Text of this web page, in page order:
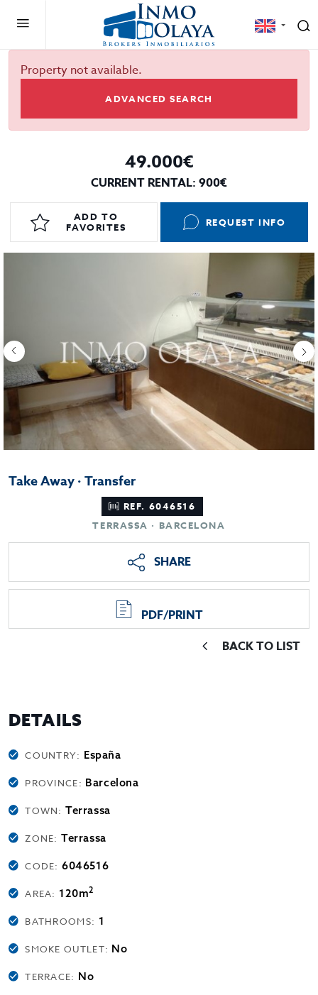
Property not available.
ADVANCED SEARCH
49.000€
CURRENT RENTAL: 900€
ADD TO
FAVORITES
REQUEST INFO
Take Away · Transfer
REF. 6046516
TERRASSA · BARCELONA
SHARE
PDF/PRINT
BACK TO LIST
DETAILS
COUNTRY: España
PROVINCE: Barcelona
TOWN:Terrassa
ZONE:Terrassa
CODE:6046516
AREA: 120m2
BATHROOMS: 1
SMOKE OUTLET: No
TERRACE: No